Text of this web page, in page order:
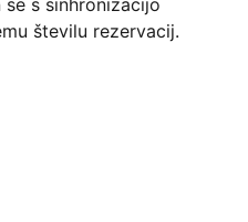
s sinhronizacijo
številu rezervacij.